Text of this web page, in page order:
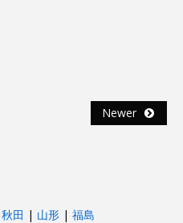
Newer
秋田 | 山形 | 福島